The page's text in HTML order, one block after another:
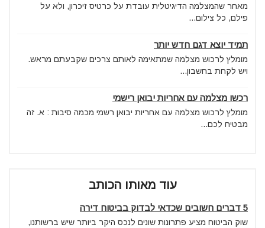
מאחר שהמצלמה הדיגיטלית עובדת על כרטיס זיכרון, ולא על
פילם, כל צילום...
תמיד יוצא דגם חדש יותר
מומלץ לרכוש מצלמה שמתאימה לאותם צרכים שקבעתם מראש.
ויש לקחת בחשבון...
רכשו מצלמה עם אחריות יבואן רישמי
מומלץ לרכוש מצלמה עם אחריות יבואן רשמי מכמה סיבות : א. זה
מבטיח לכם...
עוד מאותו הכותב
5 דברים חשובים שכדאי לבדוק בביטוח דירה
שוק הביטוח מציע פתרונות שונים לנכס היקר ביותר שיש ברשותנו,